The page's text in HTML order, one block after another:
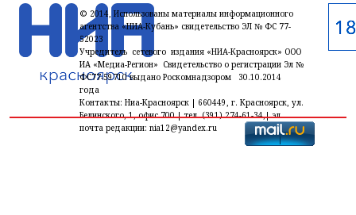
© 2014, Использованы материалы информационного
агентства «НИА-Кубань» свидетельство ЭЛ № ФС 77-
52023
Учредитель сетевого издания «НИА-Красноярск» ООО
ИА «Медиа-Регион» Свидетельство о регистрации Эл №
ФС77-59710 выдано Роскомнадзором 30.10.2014
года
Контакты: Ниа-Красноярск | 660449, г. Красноярск, ул.
Белинского, 1, офис 700 | тел. (391) 274-61-34,| эл.
почта редакции: nia12@yandex.ru